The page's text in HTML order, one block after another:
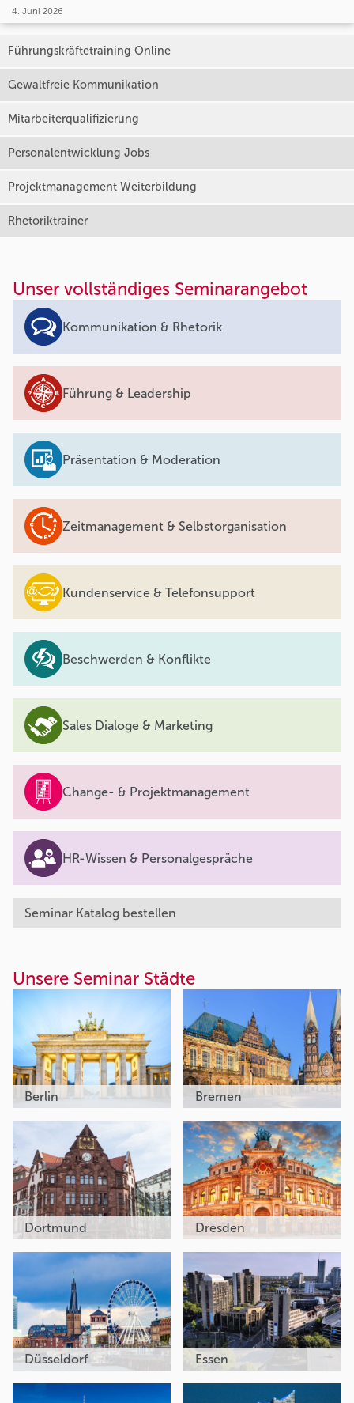
4. Juni 2026
Führungskräftetraining Online
Gewaltfreie Kommunikation
Mitarbeiterqualifizierung
Personalentwicklung Jobs
Projektmanagement Weiterbildung
Rhetoriktrainer
Unser vollständiges Seminarangebot
Kommunikation & Rhetorik
Führung & Leadership
Präsentation & Moderation
Zeitmanagement & Selbstorganisation
Kundenservice & Telefonsupport
Beschwerden & Konflikte
Sales Dialoge & Marketing
Change- & Projektmanagement
HR-Wissen & Personalgespräche
Seminar Katalog bestellen
Unsere Seminar Städte
Berlin Bremen
Dortmund Dresden
Düsseldorf Essen